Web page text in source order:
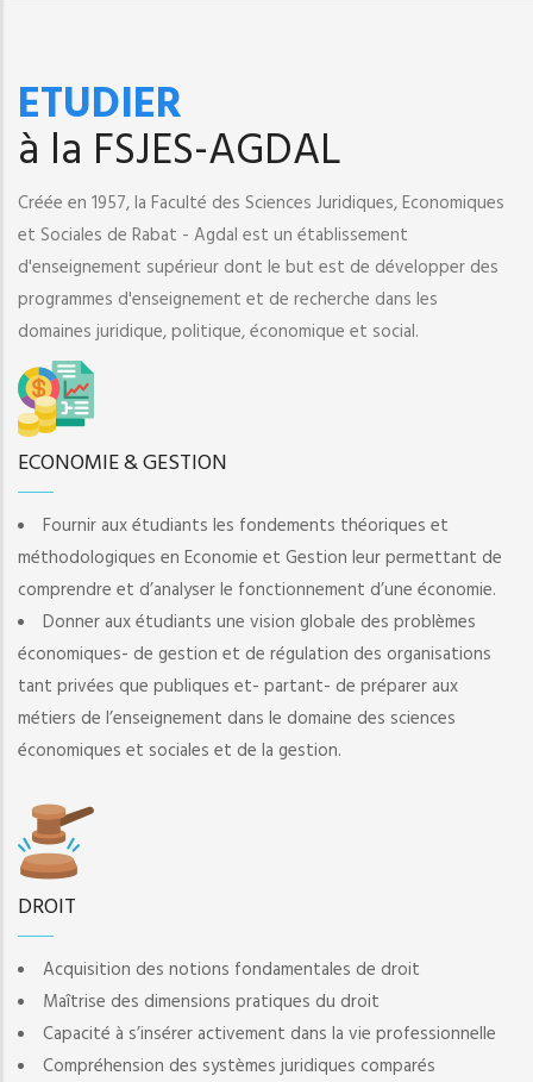
ETUDIER
à la FSJES-AGDAL
Créée en 1957, la Faculté des Sciences Juridiques, Economiques
et Sociales de Rabat - Agdal est un établissement
d'enseignement supérieur dont le but est de développer des
programmes d'enseignement et de recherche dans les
domaines juridique, politique, économique et social.
ECONOMIE & GESTION
Fournir aux étudiants les fondements théoriques et
méthodologiques en Economie et Gestion leur permettant de
comprendre et d’analyser le fonctionnement d’une économie.
Donner aux étudiants une vision globale des problèmes
économiques- de gestion et de régulation des organisations
tant privées que publiques et- partant- de préparer aux
métiers de l’enseignement dans le domaine des sciences
économiques et sociales et de la gestion.
DROIT
Acquisition des notions fondamentales de droit
Maîtrise des dimensions pratiques du droit
Capacité à s’insérer activement dans la vie professionnelle
Compréhension des systèmes juridiques comparés